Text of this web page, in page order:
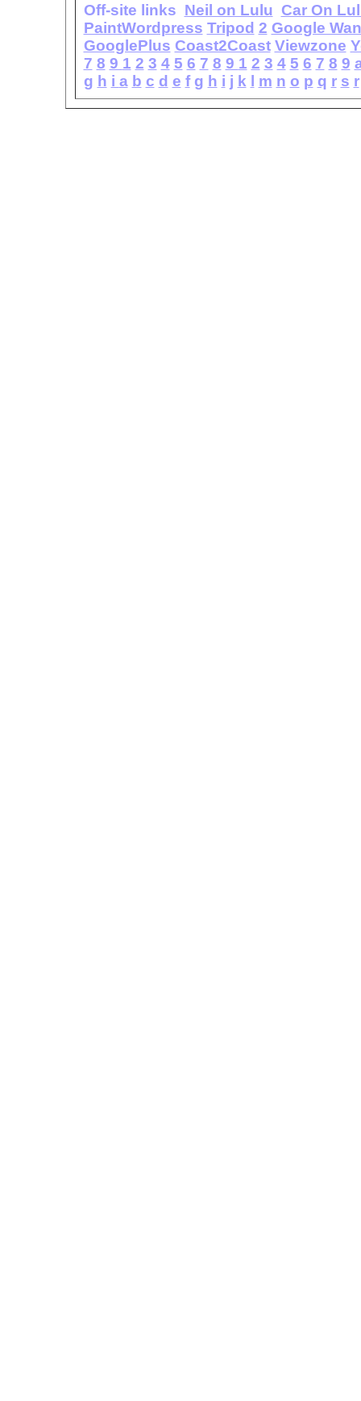
Off-site links Neil on Lulu Car On
PaintWordpress Tripod 2 Google
GooglePlus Coast2Coast Viewzone
7 8 9 1 2 3 4 5 6 7 8 9 1 2 3 4 5 6 7 8 9
g h i a b c d e f g h i j k m n o p q r s r